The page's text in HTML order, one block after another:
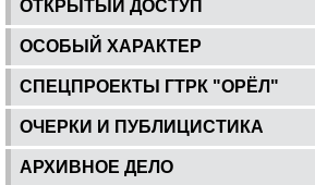
ОТКРЫТЫЙ ДОСТУП
ОСОБЫЙ ХАРАКТЕР
СПЕЦПРОЕКТЫ ГТРК "ОРЁЛ"
ОЧЕРКИ И ПУБЛИЦИСТИКА
АРХИВНОЕ ДЕЛО